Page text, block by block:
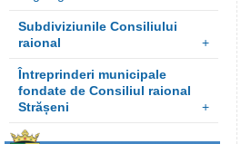
Subdiviziunile Consiliului
raional
+
Întreprinderi municipale
fondate de Consiliul raional
Strășeni
+